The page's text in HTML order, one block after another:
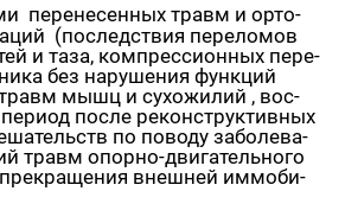
пе­ре­не­сен­ных травм и ор­то­
(по­след­ствия пе­ре­ло­мов
и таза, ком­прес­си­он­ных пе­ре­
без на­ру­ше­ния функ­ций
мышц и су­хо­жи­лий , вос­
после ре­кон­струк­тив­ных
по по­во­ду за­бо­ле­ва­
травм опор­но-дви­га­тель­но­го
пре­кра­ще­ния внеш­ней им­мо­би­